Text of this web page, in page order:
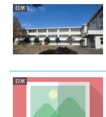
日常
日常